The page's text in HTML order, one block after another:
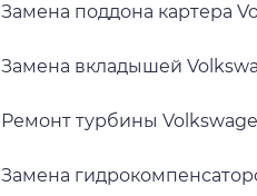
Замена поддона картера
Замена вкладышей
Ремонт турбины
Замена